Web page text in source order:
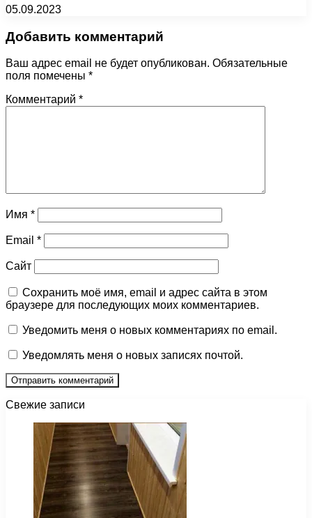
05.09.2023
Добавить комментарий
Ваш адрес email не будет опубликован. Обязательные
поля помечены *
Комментарий *
Имя *
Email *
Сайт
Сохранить моё имя, email и адрес сайта в этом
браузере для последующих моих комментариев.
Уведомить меня о новых комментариях по email.
Уведомлять меня о новых записях почтой.
Свежие записи